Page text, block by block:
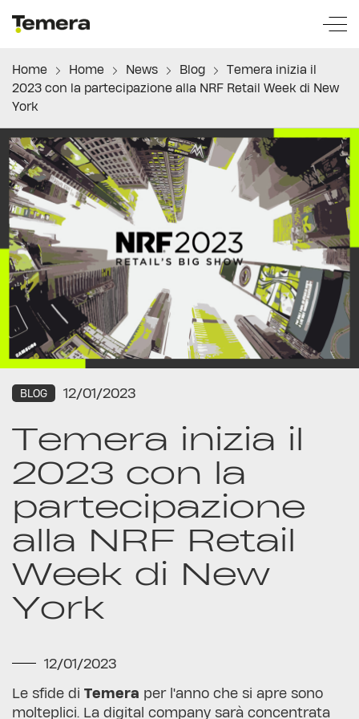
temera
Home Home News Blog
Temera inizia il
2023 con la partecipazione alla NRF Retail Week di New
York
BLOG 12/01/2023
Temera inizia il
2023 con la
partecipazione
alla NRF Retail
Week di New
York
12/01/2023
Le sfide di Temera per l'anno che si apre sono
molteplici. La digital company sarà concentrata